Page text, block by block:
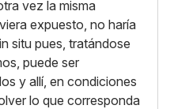
vez la misma
expuesto, no haría
situ pues, tratándose
puede ser
y allí, en condiciones
lo que corresponda